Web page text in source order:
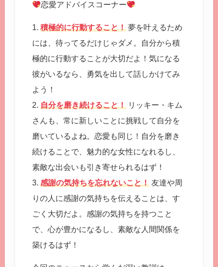
恋愛アドバイスコーナー
1. 積極的に行動すること！ 夢を叶えるため
には、待ってるだけじゃダメ。自分から積
極的に行動することが大切だよ！気になる
彼がいるなら、勇気を出して話しかけてみ
よう！
2. 自分を磨き続けること！ リッキー・キム
さんも、常に新しいことに挑戦して自分を
磨いているよね。恋愛も同じ！自分を磨き
続けることで、魅力的な女性になれるし、
素敵な出会いも引き寄せられるはず！
3. 感謝の気持ちを忘れないこと！ 友達や周
りの人に感謝の気持ちを伝えることは、す
ごく大切だよ。感謝の気持ちを持つこと
で、心が豊かになるし、素敵な人間関係を
築けるはず！